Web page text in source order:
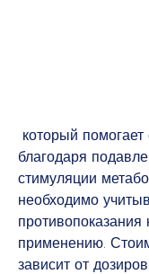
благодаря
стимуляции
необходимо
противопоказания
применению.
зависит от